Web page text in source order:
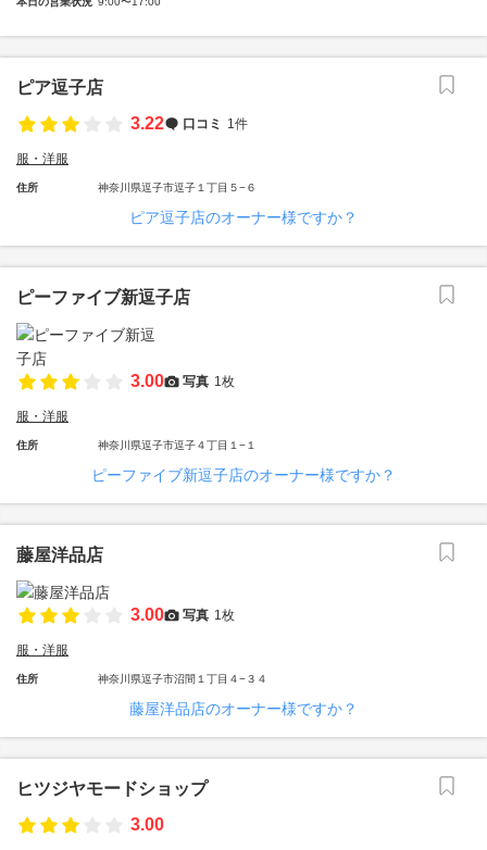
ピア逗子店
3.22
口コミ 1件
服・洋服
住所 神奈川県逗子市逗子１丁目５−６
ピア逗子店のオーナー様ですか？
ピーファイブ新逗子店
3.00 写真 1枚
服・洋服
住所 神奈川県逗子市逗子４丁目１−１
ピーファイブ新逗子店のオーナー様ですか？
藤屋洋品店
3.00 写真 1枚
服・洋服
住所 神奈川県逗子市沼間１丁目４−３４
藤屋洋品店のオーナー様ですか？
ヒツジヤモードショップ
3.00